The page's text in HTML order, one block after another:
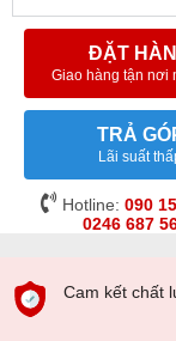
ĐẶT
Giao hàng tận nơi
TRẢ
Lãi suất
Hotline: 090
0246 687
Cam kết chất